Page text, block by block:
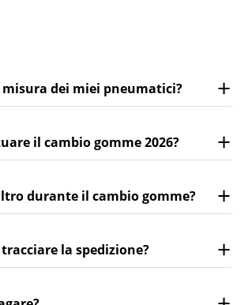
misura dei miei pneumatici?
il cambio gomme 2026?
durante il cambio gomme?
la spedizione?